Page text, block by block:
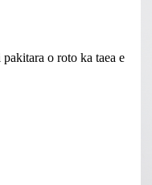
o roto ka taea e